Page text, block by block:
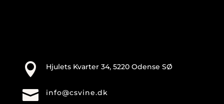
 Hjulets Kvarter 34, 5220 Odense SØ
 info@csvine.dk